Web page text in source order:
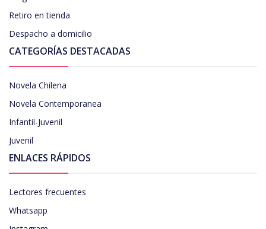
Retiro en tienda
Despacho a domicilio
CATEGORÍAS DESTACADAS
Novela Chilena
Novela Contemporanea
Infantil-Juvenil
Juvenil
ENLACES RÁPIDOS
Lectores frecuentes
Whatsapp